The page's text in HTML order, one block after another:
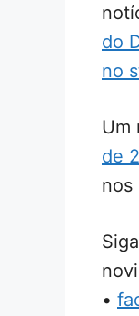
do
no
Um
de
nos
•